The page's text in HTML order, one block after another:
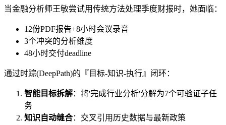
当金融分析师王敏尝试用传统方法处理季度财报时，她面临：
12份PDF报告+8小时会议录音
3个冲突的分析维度
48小时交付deadline
通过时踪(DeepPath)的『目标-知识-执行』闭环：
智能目标拆解：将'完成行业分析'分解为7个可验证子任
务
知识自动缝合：交叉引用历史数据与最新政策